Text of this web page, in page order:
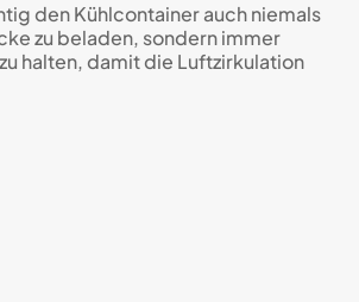
den Kühlcontainer auch niemals
zu beladen, sondern immer
halten, damit die Luftzirkulation